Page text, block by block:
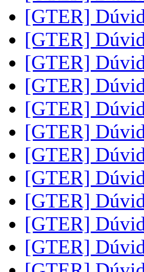
[GTER]
[GTER]
[GTER]
[GTER]
[GTER]
[GTER]
[GTER]
[GTER]
[GTER]
[GTER]
[GTER]